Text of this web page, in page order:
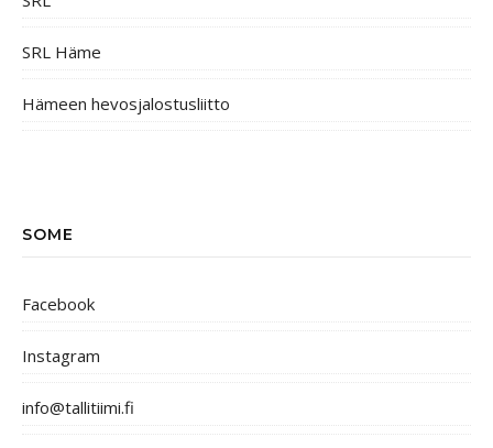
SRL Häme
Hämeen hevosjalostusliitto
SOME
Facebook
Instagram
info@tallitiimi.fi